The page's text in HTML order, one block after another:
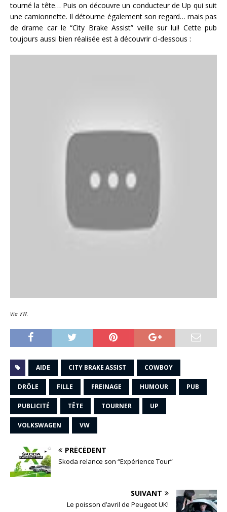
tourné la tête… Puis on découvre un conducteur de Up qui suit
une camionnette. Il détourne également son regard… mais pas
de drame car le “City Brake Assist” veille sur lui! Cette pub
toujours aussi bien réalisée est à découvrir ci-dessous :
Via VW.
AIDE CITY BRAKE ASSIST COWBOY
DRÔLE FILLE FREINAGE HUMOUR PUB
PUBLICITÉ TÊTE TOURNER UP
VOLKSWAGEN VW
PRÉCÉDENT
Skoda relance son “Expérience Tour”
SUIVANT
Le poisson d’avril de Peugeot UK!